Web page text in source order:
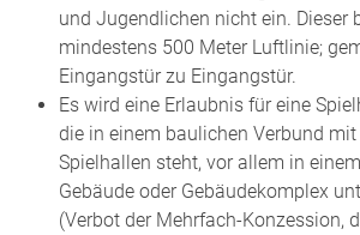
und Jugendlichen nicht ein. Dieser
mindestens 500 Meter Luftlinie;
Eingangstür zu Eingangstür.
Es wird eine Erlaubnis für eine
die in einem baulichen Verbund mit
Spielhallen steht, vor allem in
Gebäude oder Gebäudekomplex
(Verbot der Mehrfach-Konzession,